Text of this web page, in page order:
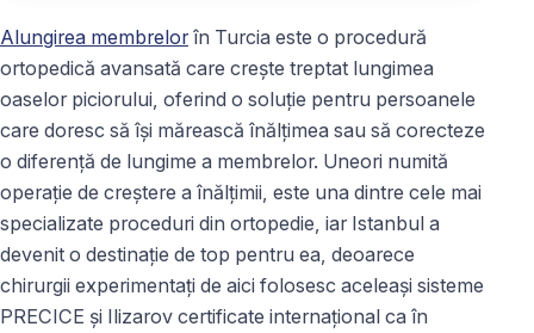
Alungirea membrelorîn Turcia este o procedură
ortopedică avansată care crește treptat lungimea
oaselor piciorului, oferind o soluție pentru persoanele
care doresc să își mărească înălțimea sau să corecteze
o diferență de lungime a membrelor. Uneori numită
operație de creștere a înălțimii, este una dintre cele mai
specializate proceduri din ortopedie, iar Istanbul a
devenit o destinație de top pentru ea, deoarece
chirurgii experimentați de aici folosesc aceleași sisteme
PRECICE și Ilizarov certificate internațional ca în